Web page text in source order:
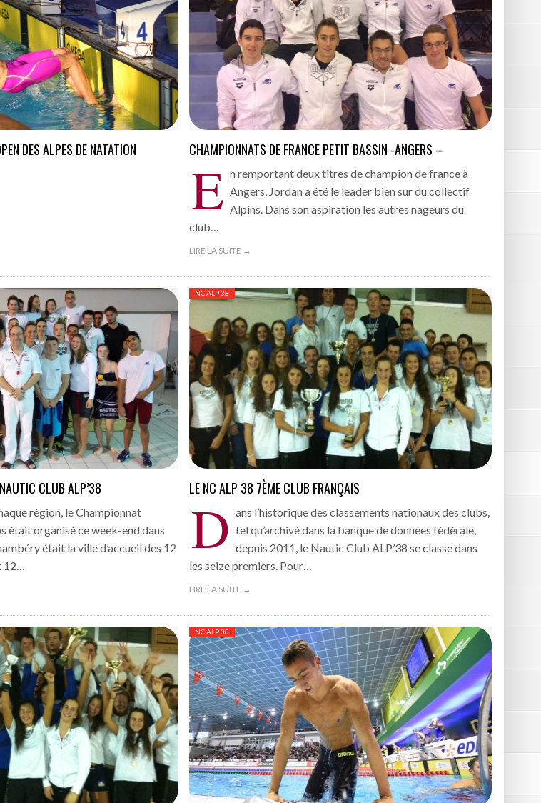
2016
2016
–
BOURGOIN
DES ALPES DE NATATION CHAMPIONNATS DE FRANCE PETIT BASSIN -ANGERS –
E n remportant deux titres de champion de france à
Angers, Jordan a été le leader bien sur du collectif
Alpins. Dans son aspiration les autres nageurs du
club…
LIRE LA SUITE →
CLUB ALP’38
région, le Championnat
était organisé ce week-end dans
était la ville d’accueil des 12
12…
NC ALP 38
LE NC ALP 38 7ÈME CLUB FRANÇAIS
D ans l’historique des classements nationaux des clubs,
tel qu’archivé dans la banque de données fédérale,
depuis 2011, le Nautic Club ALP’38 se classe dans
les seize premiers. Pour…
LIRE LA SUITE →
NC ALP 38